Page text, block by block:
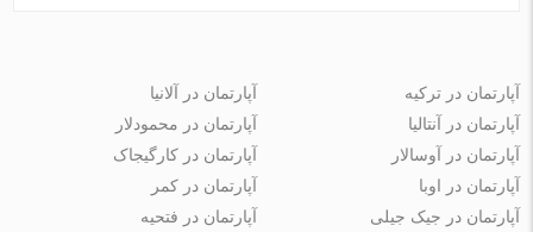
آپارتمان در ترکیه
آپارتمان در آنتالیا
آپارتمان در آوسالار
آپارتمان در اوبا
آپارتمان در جیک جیلی
آپارتمان در آلانیا
آپارتمان در محمودلار
آپارتمان در کارگیجاک
آپارتمان در کمر
آپارتمان در فتحیه